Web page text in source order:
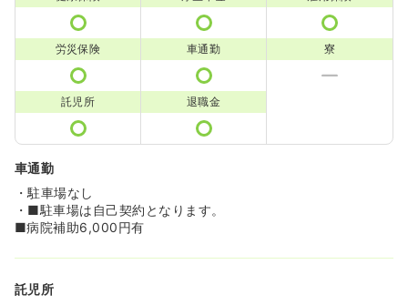
労災保険 車通勤 寮
託児所 退職金
車通勤
・駐車場なし
・■駐車場は自己契約となります。
■病院補助6,000円有
託児所